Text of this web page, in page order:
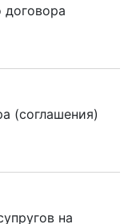
договора
(соглашения)
на